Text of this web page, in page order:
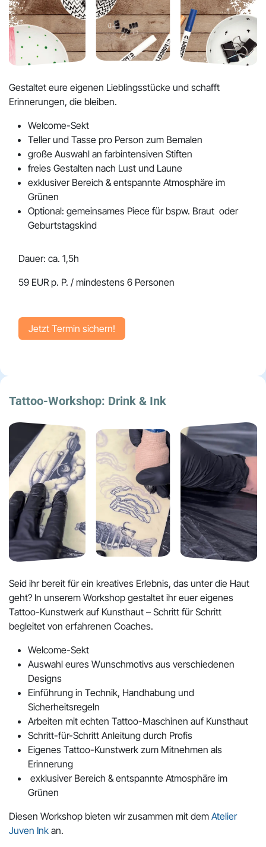
Tattoo-Workshop: Drink & Ink
Seid ihr bereit für ein kreatives Erlebnis, das unter die Haut
geht? In unserem Workshop gestaltet ihr euer eigenes
Tattoo-Kunstwerk auf Kunsthaut – Schritt für Schritt
begleitet von erfahrenen Coaches.
Welcome-Sekt
Auswahl eures Wunschmotivs aus verschiedenen
Designs
Einführung in Technik, Handhabung und
Sicherheitsregeln
Arbeiten mit echten Tattoo-Maschinen auf Kunsthaut
Schritt-für-Schritt Anleitung durch Profis
Eigenes Tattoo-Kunstwerk zum Mitnehmen als
Erinnerung
exklusiver Bereich & entspannte Atmosphäre im
Grünen
Diesen Workshop bieten wir zusammen mit dem Atelier
Juven Ink an.
Gestaltet eure eigenen Lieblingsstücke und schafft
Erinnerungen, die bleiben.
Welcome-Sekt
Teller und Tasse pro Person zum Bemalen
große Auswahl an farbintensiven Stiften
freies Gestalten nach Lust und Laune
exklusiver Bereich & entspannte Atmosphäre im
Grünen
Optional: gemeinsames Piece für bspw. Braut oder
Geburtstagskind
Dauer: ca. 1,5h
59 EUR p. P. / mindestens 6 Personen
Jetzt Termin sicher​​​​n!